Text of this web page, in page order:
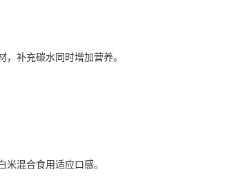
补充碳水同时增加营养。
混合食用适应口感。